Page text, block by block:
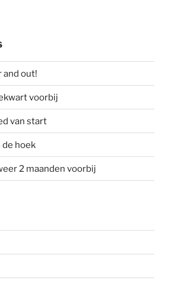
out!
voorbij
van start
de hoek
2 maanden voorbij